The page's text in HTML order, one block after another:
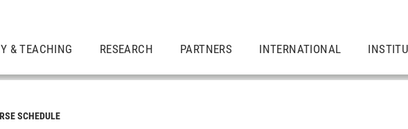
& TEACHING RESEARCH PARTNERS INTERNATIONAL
SCHEDULE